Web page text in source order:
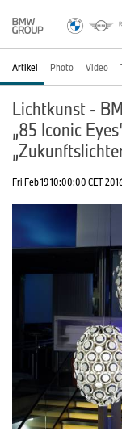
Artikel Photo Video
Lichtkunst -
„85 Iconic
Fri Feb 19 10:00:00 CET